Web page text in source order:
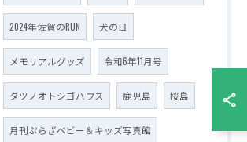
2024年佐賀のRUN 犬の日
メモリアルグッズ 令和6年11月号
タツノオトシゴハウス 鹿児島 桜島
月刊ぷらざベビー＆キッズ写真館